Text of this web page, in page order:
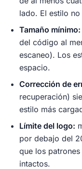
lado. El estilo
Tamaño mínimo:
del código al
escaneo). Los
espacio.
Corrección de
recuperación)
estilo más
Límite del logo:
por debajo del
que los
intactos.